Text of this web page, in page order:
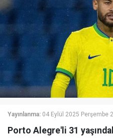
Yayınlanma: 04 Eylül 2025 Perşembe
Porto Alegre'li 31